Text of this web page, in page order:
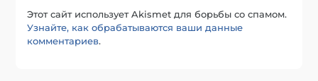
Этот сайт использует Akismet для борьбы со спамом.
Узнайте, как обрабатываются ваши данные
комментариев.